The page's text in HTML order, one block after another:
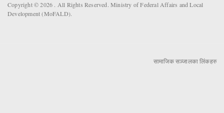
Copyright © 2026 . All Rights Reserved. Ministry of Federal Affairs and Local
Development (MoFALD).
सामाजिक सञ्जालका लिंकहरु